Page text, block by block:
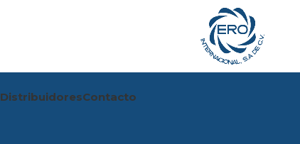
DistribuidoresContacto